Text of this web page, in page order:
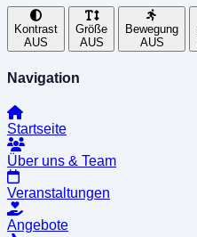
Kontrast
AUS
Größe
AUS
Bewegung
AUS
Navigation
Startseite
Über uns & Team
Veranstaltungen
Angebote